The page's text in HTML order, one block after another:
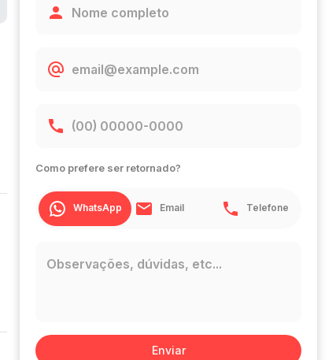
Como prefere ser retornado?
WhatsApp Email Telefone
Enviar